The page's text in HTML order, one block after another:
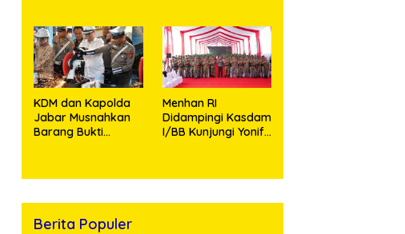
Harapan Hidup Bagi
Yang
Membutuhkan
Kondusif
KDM dan Kapolda
Jabar Musnahkan
Barang Bukti
Menhan RI
Didampingi Kasdam
I/BB Kunjungi Yonif
Berita Populer